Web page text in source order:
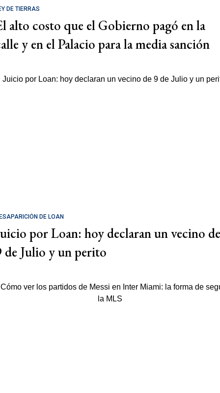
DE TIERRAS
alto costo que el Gobierno pagó en la
y en el Palacio para la media sanción
DE LOAN
por Loan: hoy declaran un vecino de
de Julio y un perito